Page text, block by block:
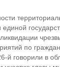
по
й говорили в